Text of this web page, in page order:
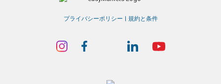
プライバシーポリシー 規約と条件